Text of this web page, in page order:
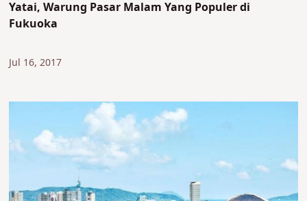
Yatai, Warung Pasar Malam Yang Populer di
Fukuoka
Jul 16, 2017